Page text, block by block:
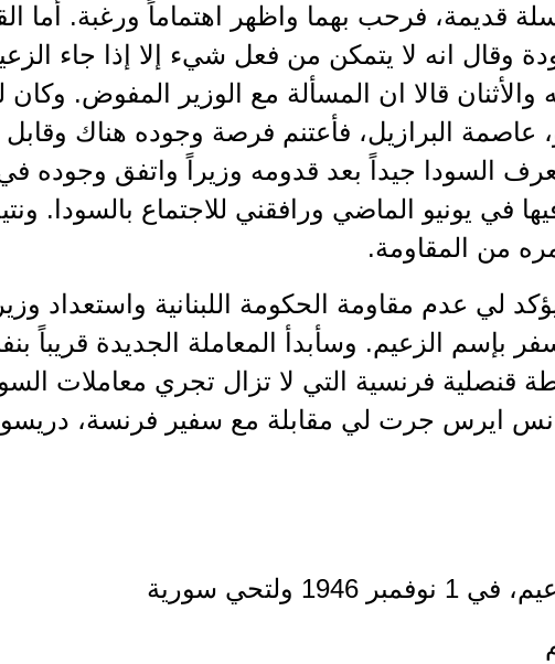
قديمة، فرحب بهما واظهر اهتماماً ورغبة. أما
وقال انه لا يتمكن من فعل شيء إلا إذا جاء
والأثنان قالا ان المسألة مع الوزير المفوض.
عاصمة البرازيل، فأعتنم فرصة وجوده هناك
السودا جيداً بعد قدومه وزيراً واتفق وجوده
في يونيو الماضي ورافقني للاجتماع بالسودا.
من المقاومة.
لي عدم مقاومة الحكومة اللبنانية واستعداد
بإسم الزعيم. وسأبدأ المعاملة الجديدة قريباً
قنصلية فرنسية التي لا تزال تجري معاملات
ايرس جرت لي مقابلة مع سفير فرنسة،
ولتحي سورية